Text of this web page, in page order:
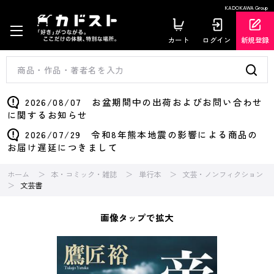
KADOKAWA Group
カート ログイン 新規登録
2026/08/07 お盆期間中の出荷およびお問い合わせ
に関するお知らせ
2026/07/29 令和8年熊本地震の影響による商品の
お届け遅延につきまして
ホーム 本・コミック・雑誌 単行本
文芸・ノンフィクション
文芸書
画像タップで拡大